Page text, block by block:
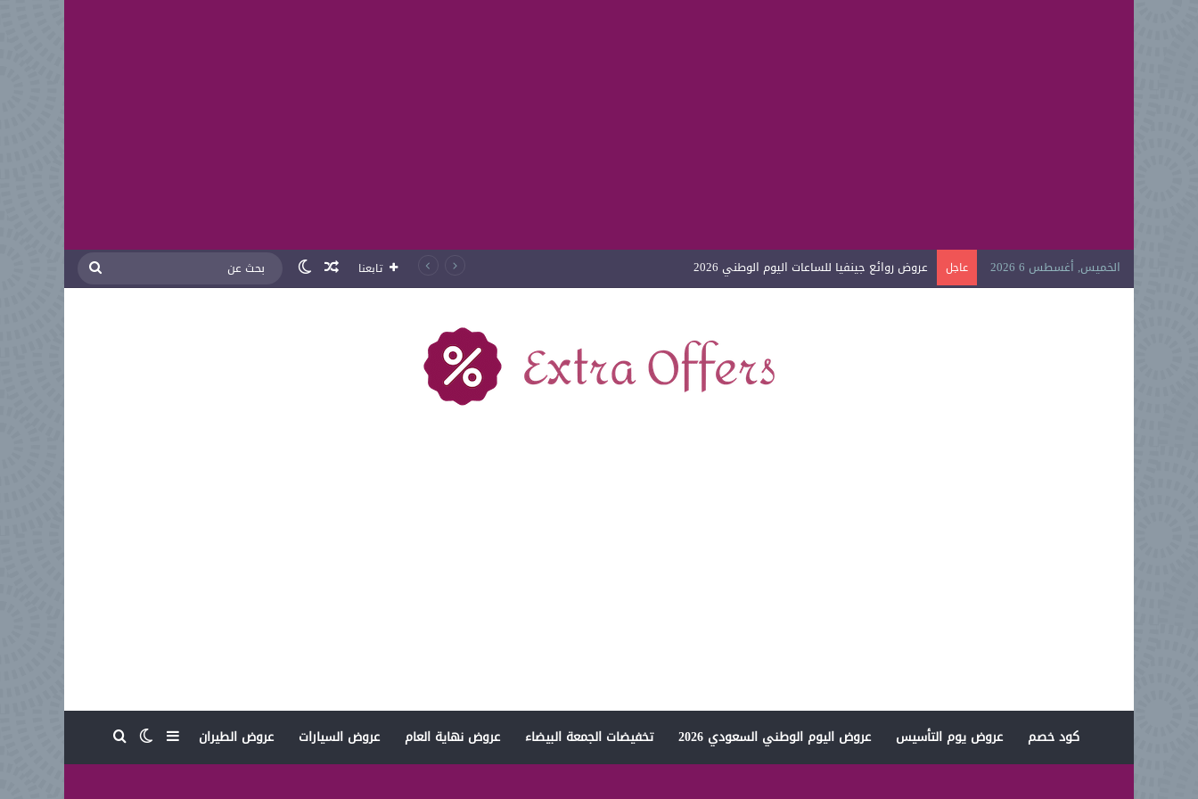
الخميس, أغسطس 6 2026 عاجل عروض روائع جينفيا للساعات اليوم الوطني 2026 تابعنا مقال عشوائي
الوضع المظلم
بحث
كود خصم عروض يوم التأسيس عروض اليوم الوطني السعودي 2026 تخفيضات الجمعة البيضاء عروض نهاية العام عروض السيارات عروض الطيران إضافة عمود جانبي
الوضع المظلم
بحث عن